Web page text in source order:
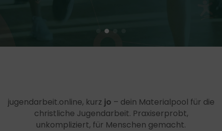
jugendarbeit.online, kurz jo – dein Materialpool für die
christliche Jugendarbeit. Praxiserprobt,
unkompliziert, für Menschen gemacht.